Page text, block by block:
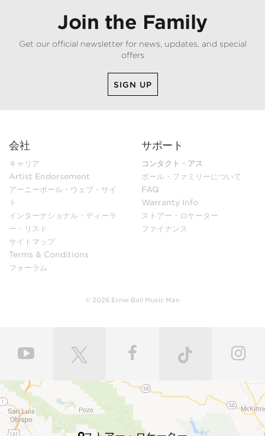
Join the Family
Get our official newsletter for news, updates, and special
offers
SIGN UP
会社
キャリア
Artist Endorsement
アーニーボール・ウェブ・サイ
ト
インターナショナル・ディーラ
ー・リスト
サイトマップ
Terms & Conditions
フォーラム
サポート
コンタクト・アス
ボール・ファミリーについて
FAQ
Warranty Info
ストアー・ロケーター
ファイナンス
© 2026 Ernie Ball Music Man